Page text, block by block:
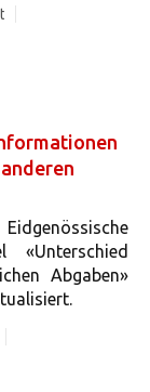
«Unterschied
Abgaben»